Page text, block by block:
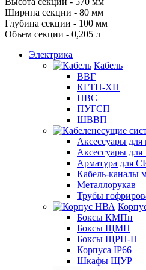
Ширина секции - 80 мм
Глубина секции - 100 мм
Объем секции - 0,205 л
Электрика
Кабель
ВВГ
КГТП-ХП
ПВС
ПУГСП
ШВВП
Аксессуары для
Аксессуары
Арматура для
Кабель-каналы
Металлорукав
Трубы
Боксы КМПн
Боксы ЩМП
Боксы ЩРН-П
Корпуса IP66
Шкафы ЩУР